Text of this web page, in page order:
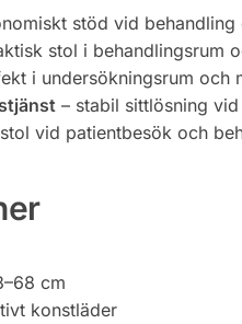
stöd vid behandling
stol i behandlingsrum
i undersökningsrum och
– stabil sittlösning
vid patientbesök och
cm
konstläder